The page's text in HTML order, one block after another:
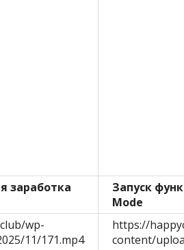
заработка
Запуск
Mode
wp-
11/171.mp4
https://
content/